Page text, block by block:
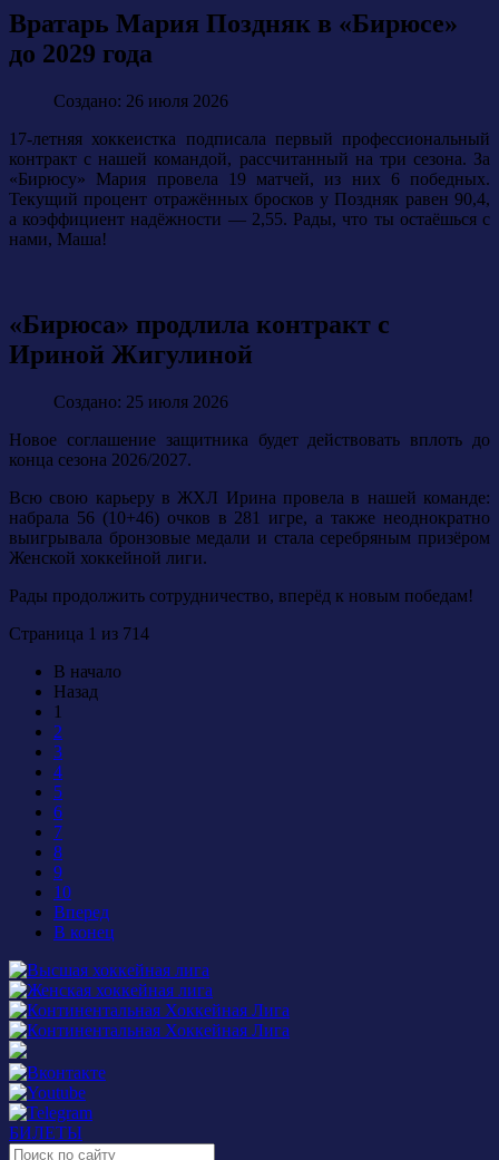
Вратарь Мария Поздняк в «Бирюсе»
до 2029 года
Создано: 26 июля 2026
17-летняя хоккеистка подписала первый профессиональный
контракт с нашей командой, рассчитанный на три сезона. За
«Бирюсу» Мария провела 19 матчей, из них 6 победных.
Текущий процент отражённых бросков у Поздняк равен 90,4,
а коэффициент надёжности — 2,55. Рады, что ты остаёшься с
нами, Маша!
«Бирюса» продлила контракт с
Ириной Жигулиной
Создано: 25 июля 2026
Новое соглашение защитника будет действовать вплоть до
конца сезона 2026/2027.
Всю свою карьеру в ЖХЛ Ирина провела в нашей команде:
набрала 56 (10+46) очков в 281 игре, а также неоднократно
выигрывала бронзовые медали и стала серебряным призёром
Женской хоккейной лиги.
Рады продолжить сотрудничество, вперёд к новым победам!
Страница 1 из 714
В начало
Назад
1
2
3
4
5
6
7
8
9
10
Вперед
В конец
БИЛЕТЫ